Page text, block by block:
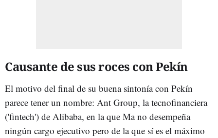
Causante de sus roces con Pekín
El motivo del final de su buena sintonía con Pekín
parece tener un nombre: Ant Group, la tecnofinanciera
('fintech') de Alibaba, en la que Ma no desempeña
ningún cargo ejecutivo pero de la que sí es el máximo